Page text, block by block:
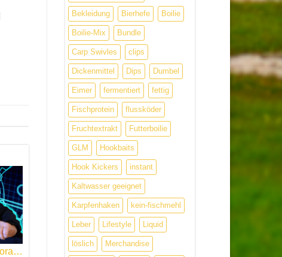
Angelrollen für Karpfen | Worauf es wirklich ankommt – Franky & Jan im Expertencheck im Video
Bekleidung Bierhefe Boilie
Boilie-Mix Bundle
Carp Swivles clips
Dickenmittel Dips Dumbel
Eimer fermentiert fettig
Fischprotein flussköder
Fruchtextrakt Futterboilie
GLM Hookbaits
Hook Kickers instant
Kaltwasser geeignet
Karpfenhaken kein-fischmehl
Leber Lifestyle Liquid
löslich Merchandise